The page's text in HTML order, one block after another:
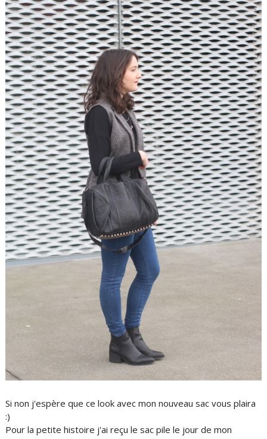
Si non j'espère que ce look avec mon nouveau sac vous plaira
:)
Pour la petite histoire j'ai reçu le sac pile le jour de mon